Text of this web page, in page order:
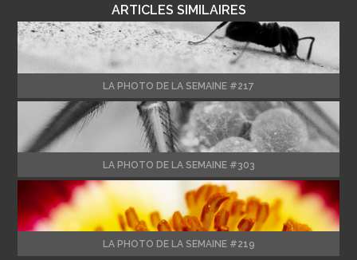
ARTICLES SIMILAIRES
LA PHOTO DE LA SEMAINE #217
LA PHOTO DE LA SEMAINE #303
LA PHOTO DE LA SEMAINE #219